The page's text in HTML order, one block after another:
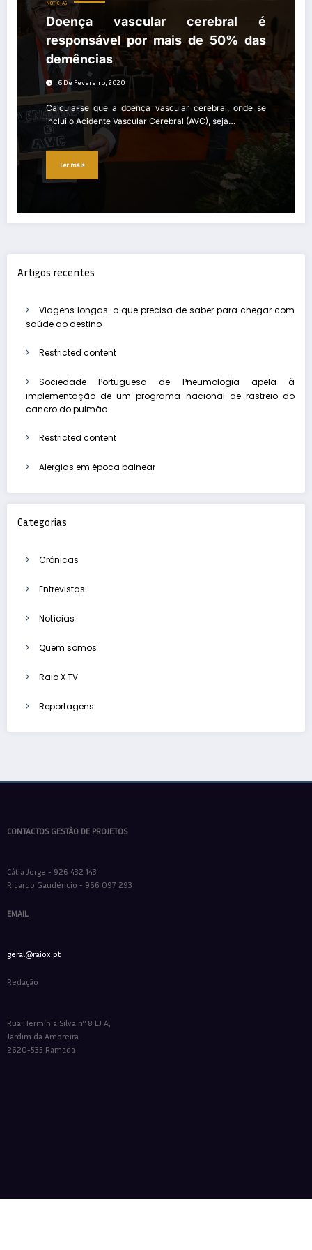
NOTÍCIAS
Doença vascular cerebral é
responsável por mais de 50% das
demências
6 De Fevereiro, 2020
Calcula-se que a doença vascular cerebral, onde se
inclui o Acidente Vascular Cerebral (AVC), seja…
Ler mais
Artigos recentes
Viagens longas: o que precisa de saber para chegar com
saúde ao destino
Restricted content
Sociedade Portuguesa de Pneumologia apela à
implementação de um programa nacional de rastreio do
cancro do pulmão
Restricted content
Alergias em época balnear
Categorias
Crónicas
Entrevistas
Notícias
Quem somos
Raio X TV
Reportagens
CONTACTOS GESTÃO DE PROJETOS
Cátia Jorge - 926 432 143
Ricardo Gaudêncio - 966 097 293
EMAIL
geral@raiox.pt
Redação
Rua Hermínia Silva nº 8 LJ A,
Jardim da Amoreira
2620-535 Ramada